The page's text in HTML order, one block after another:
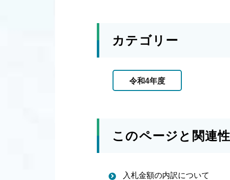
カテゴリー
令和4年度
このページと関連
入札金額の内訳について